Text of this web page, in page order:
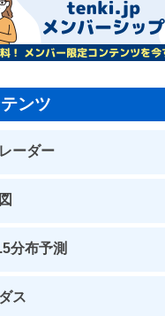
ンツ
ーダー
分布予測
ス